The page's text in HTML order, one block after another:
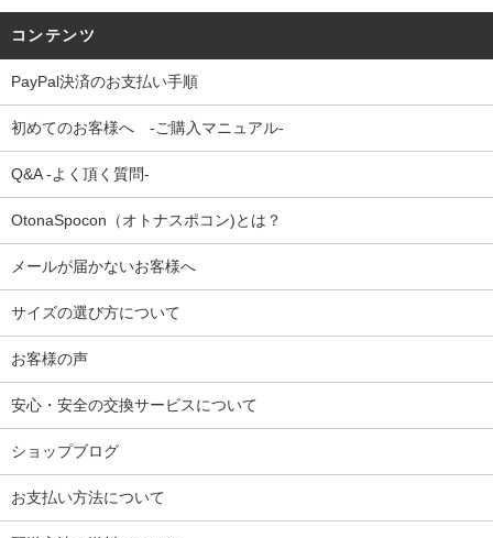
コンテンツ
PayPal決済のお支払い手順
初めてのお客様へ -ご購入マニュアル-
Q&A -よく頂く質問-
OtonaSpocon（オトナスポコン)とは？
メールが届かないお客様へ
サイズの選び方について
お客様の声
安心・安全の交換サービスについて
ショップブログ
お支払い方法について